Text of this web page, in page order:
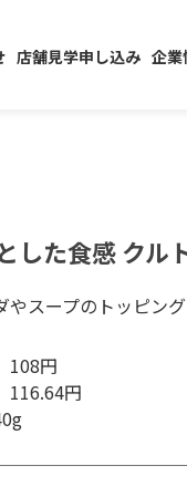
店舗見学申し込み 企業
した食感 クル
やスープのトッピン
円
円